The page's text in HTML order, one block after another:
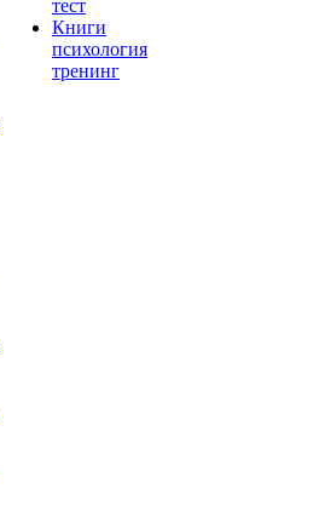
тест
Книги
психология
тренинг